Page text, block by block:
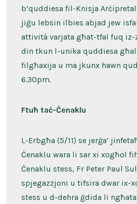
b’quddiesa fil-Knisja
jiġu lebsin ilbies abjad jew
attività varjata għat-tfal fuq iz-
din tkun l-unika quddiesa għal
filgħaxija u ma jkunx hawn
6.30pm.
Ftuħ taċ-Ċenaklu
L-Erbgħa (5/11) se jerġa’
Ċenaklu wara li sar xi xogħol
Ċenaklu stess, Fr Peter Paul
spjegazzjoni u tifsira dwar ix-
stess u d-dehra ġdida li